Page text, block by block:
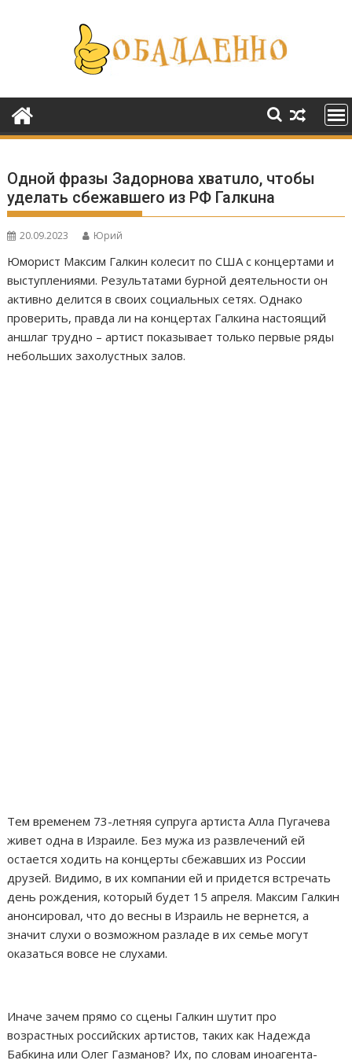
содержимому
Одной фразы Задорнова хватuло, чтобы
уделать сбежавшеrо из РФ Галкuна
20.09.2023 Юрий
Юморист Максим Галкин колесит по США с концертами и
выступлениями. Результатами бурной деятельности он
активно делится в своих социальных сетях. Однако
проверить, правда ли на концертах Галкина настоящий
аншлаг трудно – артист показывает только первые ряды
небольших захолустных залов.
Тем временем 73-летняя супруга артиста Алла Пугачева
живет одна в Израиле. Без мужа из развлечений ей
остается ходить на концерты сбежавших из России
друзей. Видимо, в их компании ей и придется встречать
день рождения, который будет 15 апреля. Максим Галкин
анонсировал, что до весны в Израиль не вернется, а
значит слухи о возможном разладе в их семье могут
оказаться вовсе не слухами.
Иначе зачем прямо со сцены Галкин шутит про
возрастных российских артистов, таких как Надежда
Бабкина или Олег Газманов? Их, по словам иноагента-